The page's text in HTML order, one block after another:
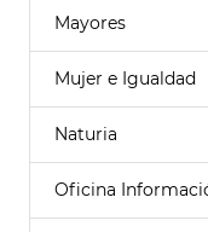
Mayores
Mujer e Igualdad
Naturia
Oficina